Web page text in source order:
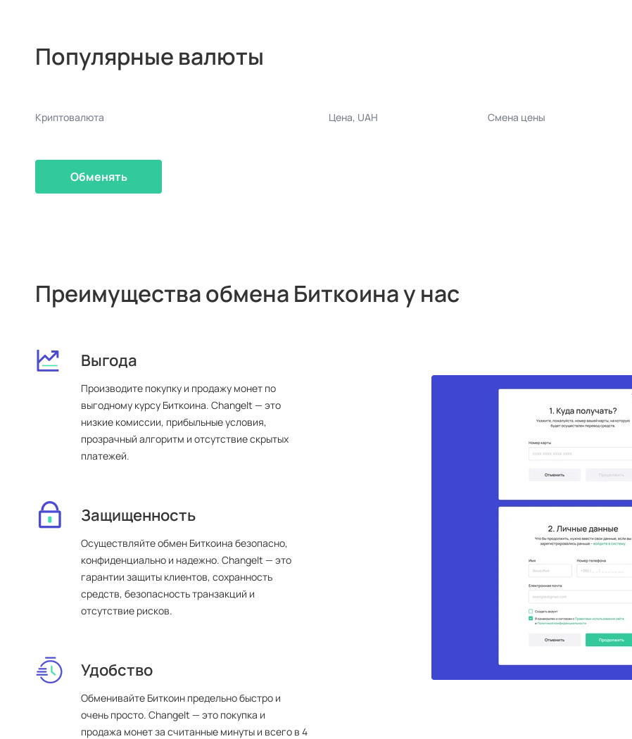
Популярные валюты
Криптовалюта Цена, UAH Смена цены
Обменять
Преимущества обмена Биткоина у нас
Выгода
Производите покупку и продажу монет по
выгодному курсу Биткоина. ChangeIt — это
низкие комиссии, прибыльные условия,
прозрачный алгоритм и отсутствие скрытых
платежей.
Защищенность
Осуществляйте обмен Биткоина безопасно,
конфиденциально и надежно. ChangeIt — это
гарантии защиты клиентов, сохранность
средств, безопасность транзакций и
отсутствие рисков.
Удобство
Обменивайте Биткоин предельно быстро и
очень просто. ChangeIt — это покупка и
продажа монет за считанные минуты и всего в 4